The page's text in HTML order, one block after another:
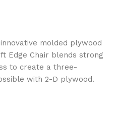
molded plywood
Edge Chair blends strong
to create a three-
with 2-D plywood.